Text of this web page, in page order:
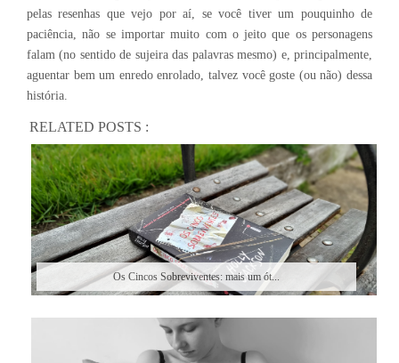
pelas resenhas que vejo por aí, se você tiver um pouquinho de
paciência, não se importar muito com o jeito que os personagens
falam (no sentido de sujeira das palavras mesmo) e, principalmente,
aguentar bem um enredo enrolado, talvez você goste (ou não) dessa
história.
RELATED POSTS :
Os Cincos Sobreviventes: mais um ót...